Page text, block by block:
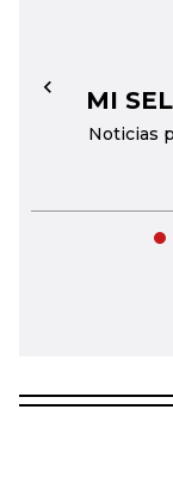
MI
Noticias
←